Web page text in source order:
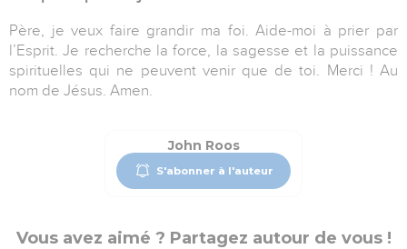
Père, je veux faire grandir ma foi. Aide-moi à prier par
l’Esprit. Je recherche la force, la sagesse et la puissance
spirituelles qui ne peuvent venir que de toi. Merci ! Au
nom de Jésus. Amen.
John Roos
S'abonner à l'auteur
Vous avez aimé ? Partagez autour de vous !